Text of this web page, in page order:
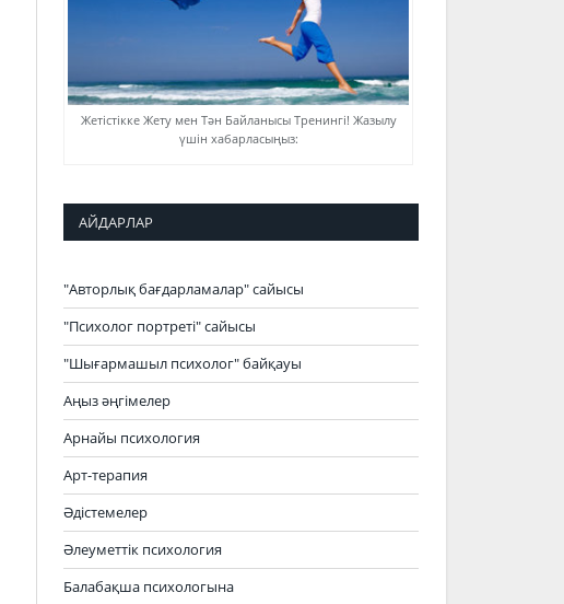
Жетістікке Жету мен Тән Байланысы Тренингі! Жазылу
үшін хабарласыңыз:
АЙДАРЛАР
"Авторлық бағдарламалар" сайысы
"Психолог портреті" сайысы
"Шығармашыл психолог" байқауы
Аңыз әңгімелер
Арнайы психология
Арт-терапия
Әдістемелер
Әлеуметтік психология
Балабақша психологына